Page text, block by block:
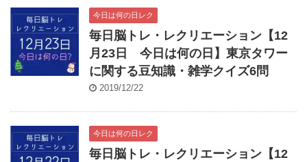
今日は何の日レク
毎日脳トレ・レクリエーション【12
月23日 今日は何の日】東京タワー
に関する豆知識・雑学クイズ6問
2019/12/22
今日は何の日レク
毎日脳トレ・レクリエーション【12